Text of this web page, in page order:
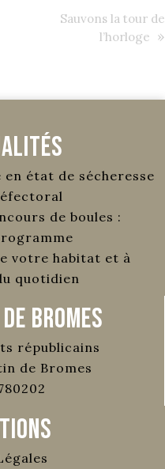
Sauvons la tour de
l’horloge »
en état de sécheresse
de boules :
votre habitat et à
quotidien
Bromes
républicains
de Bromes